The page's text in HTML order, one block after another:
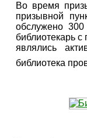
Во время
призывной
обслужено
библиотекарь
являлись
библиотека